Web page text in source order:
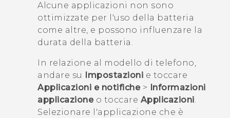
Alcune applicazioni non sono
ottimizzate per l'uso della batteria
come altre, e possono influenzare la
durata della batteria.
In relazione al modello di telefono,
andare su
Impostazioni e toccare
Applicazioni e notifiche>
Informazioni
applicazioneo toccare Applicazioni.
Selezionare l'applicazione che è